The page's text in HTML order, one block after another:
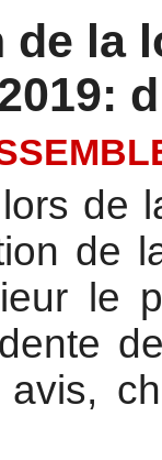
la
de
de
le
avis,